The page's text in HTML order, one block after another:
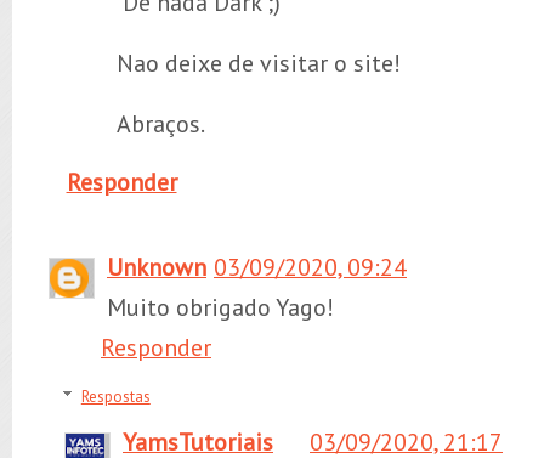
Nao deixe de visitar o site!
Abraços.
Responder
Unknown 03/09/2020, 09:24
Muito obrigado Yago!
Responder
Respostas
YamsTutoriais
03/09/2020, 21:17